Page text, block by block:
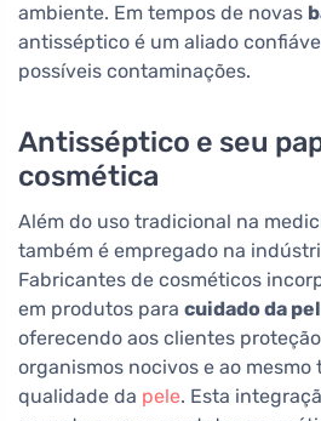
ambiente. Em tempos de novas
antisséptico é um aliado
possíveis contaminações.
Antisséptico e seu
cosmética
Além do uso tradicional na
também é empregado na
Fabricantes de cosméticos
em produtos para cuidado da
oferecendo aos clientes
organismos nocivos e ao mesmo
qualidade da pele. Esta